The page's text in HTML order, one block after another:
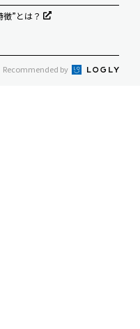
”とは？
Recommended by